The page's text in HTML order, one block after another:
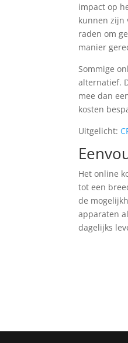
impact op
kunnen zijn
raden om
manier
Sommige
alternatief.
mee dan
kosten
Uitgelicht:
Het online
tot een
de
apparaten
dagelijks